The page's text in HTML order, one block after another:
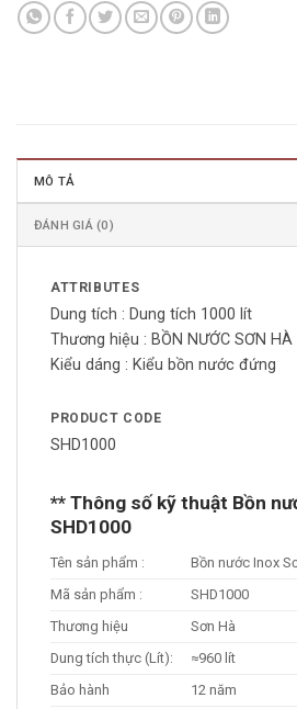
MÔ TẢ
ĐÁNH GIÁ (0)
ATTRIBUTES
Dung tích : Dung tích 1000 lít
Thương hiệu : BỒN NƯỚC SƠN HÀ
Kiểu dáng : Kiểu bồn nước đứng
PRODUCT CODE
SHD1000
** Thông số kỹ thuật Bồn
SHD1000
Tên sản phẩm :
Bồn nước Inox
Mã sản phẩm :
SHD1000
Thương hiệu
Sơn Hà
Dung tích thực (Lít):
≈960 lít
Bảo hành
12 năm